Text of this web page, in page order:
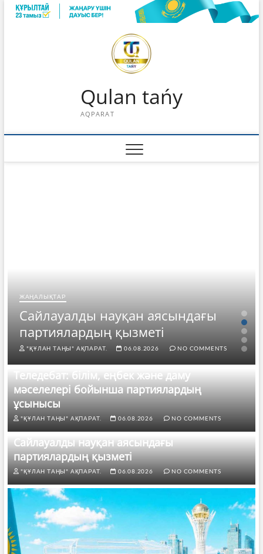
Skip
Qulan tańy
AQPARAT
ЖАҢАЛЫҚТАР
Сайлауалды науқан аясындағы
партиялардың қызметі
"ҚҰЛАН ТАҢЫ" АҚПАРАТ. 06.08.2026 NO COMMENTS
Теледебат: білім, еңбек және даму
мәселелері бойынша партиялардың
ұсынысы
"ҚҰЛАН ТАҢЫ" АҚПАРАТ. 06.08.2026 NO COMMENTS
Сайлауалды науқан аясындағы
партиялардың қызметі
"ҚҰЛАН ТАҢЫ" АҚПАРАТ. 06.08.2026 NO COMMENTS